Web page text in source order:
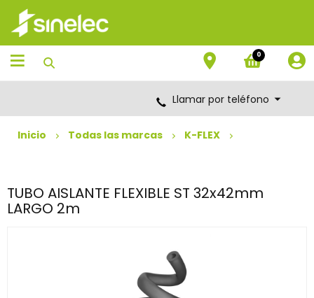
Saltar
contenido
Saltar
menú
de
navegación
0
Llamar por teléfono
Inicio Todas las marcas K-FLEX
TUBO AISLANTE FLEXIBLE ST 32x42mm
LARGO 2m